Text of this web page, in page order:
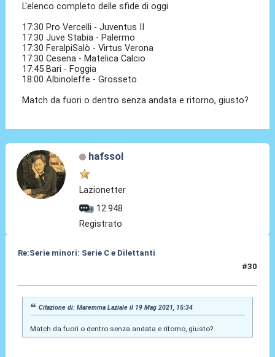
L'elenco completo delle sfide di oggi
17:30 Pro Vercelli - Juventus II
17:30 Juve Stabia - Palermo
17:30 FeralpiSalò - Virtus Verona
17:30 Cesena - Matelica Calcio
17:45 Bari - Foggia
18:00 Albinoleffe - Grosseto
Match da fuori o dentro senza andata e ritorno, giusto?
hafssol
Lazionetter
12.948
Registrato
Re:Serie minori: Serie C e Dilettanti
#30
Citazione di: Maremma Laziale il 19 Mag 2021, 15:34
Match da fuori o dentro senza andata e ritorno, giusto?